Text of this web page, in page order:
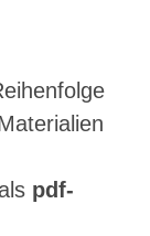
pdf-